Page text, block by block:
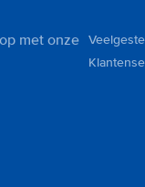
met onze